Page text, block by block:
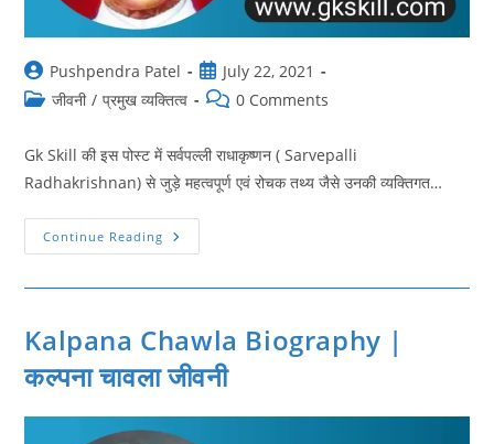
Post
author:
Pushpendra Patel
Post
published:
July 22, 2021
Postजीवनी / प्रमुख व्यक्तित्व
Post0 Comments
Gk Skill की इस पोस्ट में सर्वपल्ली राधाकृष्णन ( Sarvepalli
Radhakrishnan) से जुड़े महत्वपूर्ण एवं रोचक तथ्य जैसे उनकी व्यक्तिगत…
Continue Reading Sarvepalli
Radhakrishnan
जीवनी
Kalpana Chawla Biography |
कल्पना चावला जीवनी